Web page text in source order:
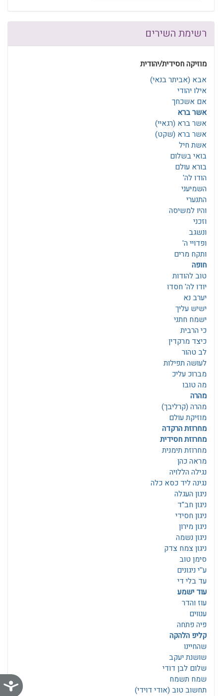
רשימת השירים
מוזיקה חסידית/יהודית
אבא (אביתר בנאי)
אילו יהודי
אם אשכחך
אשר ברא
אשר ברא (רגאיי)
אשר ברא (שקט)
אשת חיל
בואי בשלום
בורא עולם
הודו לה'
השמיעני
התנערי
והיו למשיסה
וזכני
ונשגב
ופדויי ה'
ותקח מרים
חופה
טוב להודות
יודו לה' חסדו
יערב נא
ישיש עליך
ישמח חתני
כי הרבית
כיצד מרקדין
לב טהור
לעושה תפילות
מברוכ עליכ
מה טובו
מהרה
מהרה (קרליבך)
מוזיקת עולם
מחרוזת הרקדה
מחרוזת חסידית
מחרוזת תימנית
מראה כהן
נגילה הללויה
נגינה ליד כסא כלה
ניגון העגלה
ניגון חב"ד
ניגון חסידי
ניגון מירון
ניגון נשמה
ניגון צמח צדק
סימן טוב
ע''י ניגונים
עד בלי די
עוד ישמע
עוז והדר
ענווים
פיה פתחה
קליפ הלהקה
שהחיינו
שושנת יעקב
שלום לבן דודי
שמח תשמח
תחשוב טוב (אודי דוידי)